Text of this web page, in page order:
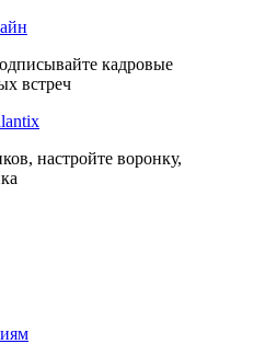
кадровые
встреч
настройте воронку,